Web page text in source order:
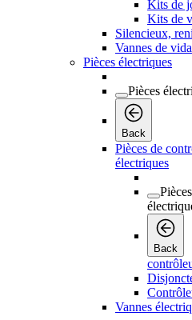
Kits de
Kits de
Silencieux,
Vannes de
Pièces électriques
Pièces
Back
Pièces de
électriques
Back
Vannes